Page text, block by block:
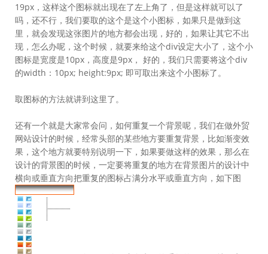
19px，这样这个图标就出现在了左上角了，但是这样就可以了
吗，还不行，我们要取的这个是这个小图标，如果只是做到这
里，就会发现这张图片的地方都会出现，好的，如果让其它不出
现，怎么办呢，这个时候，就要来给这个div设定大小了，这个小
图标是宽度是10px，高度是9px， 好的，我们只需要将这个div
的width：10px; height:9px; 即可取出来这个小图标了。
取图标的方法就讲到这里了。
还有一个就是大家常会问，如何重复一个背景呢，我们在做外贸
网站设计的时候，经常头部的某些地方要重复背景，比如渐变效
果，这个地方就要特别说明一下，如果要做这样的效果，那么在
设计的背景图的时候，一定要将重复的地方在背景图片的设计中
横向或垂直方向把重复的图标占满分水平或垂直方向，如下图